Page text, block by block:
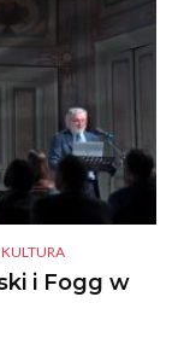
i Fogg w